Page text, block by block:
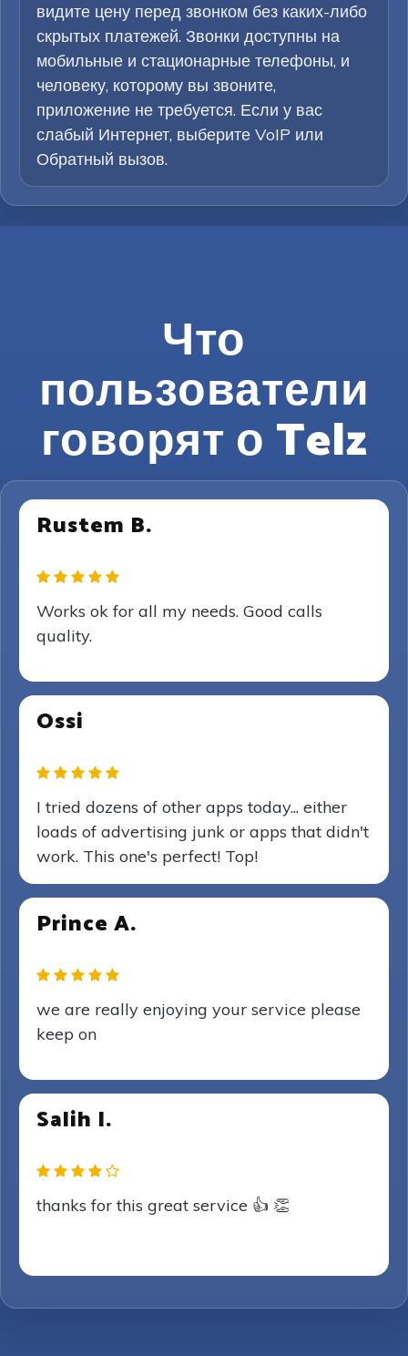
видите цену перед звонком без каких-либо
скрытых платежей. Звонки доступны на
мобильные и стационарные телефоны, и
человеку, которому вы звоните,
приложение не требуется. Если у вас
слабый Интернет, выберите VoIP или
Обратный вызов.
Что
пользователи
говорят о Telz
Rustem B.
Works ok for all my needs. Good calls
quality.
Ossi
I tried dozens of other apps today... either
loads of advertising junk or apps that didn't
work. This one's perfect! Top!
Prince A.
we are really enjoying your service please
keep on
Salih I.
thanks for this great service 👍 👏